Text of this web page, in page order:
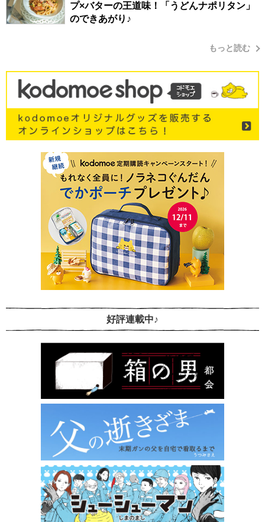
プ×バターの王道味！「うどんナポリタン」
のできあがり♪
もっと読む
好評連載中♪